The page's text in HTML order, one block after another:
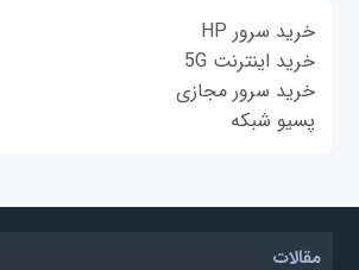
خرید سرور HP
خرید اینترنت 5G
خرید سرور مجازی
پسیو شبکه
مقالات